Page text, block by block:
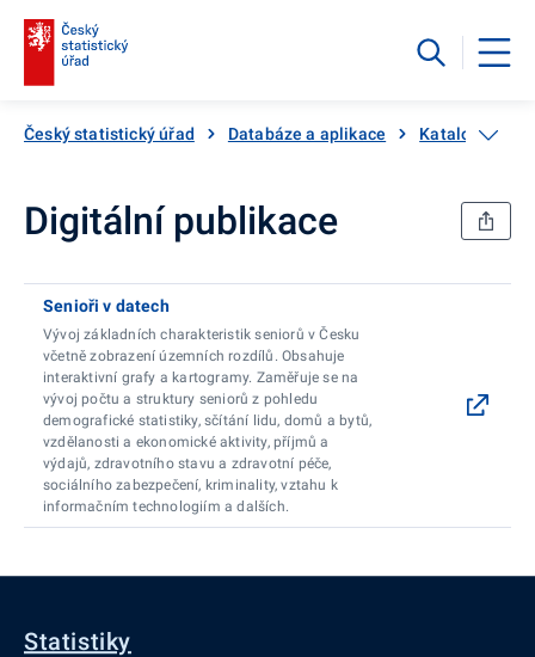
Český statistický úřad Databáze a aplikace Katalog
Digitální publikace
Senioři v datech
Vývoj základních charakteristik seniorů v Česku
včetně zobrazení územních rozdílů. Obsahuje
interaktivní grafy a kartogramy. Zaměřuje se na
vývoj počtu a struktury seniorů z pohledu
demografické statistiky, sčítání lidu, domů a bytů,
vzdělanosti a ekonomické aktivity, příjmů a
výdajů, zdravotního stavu a zdravotní péče,
sociálního zabezpečení, kriminality, vztahu k
informačním technologiím a dalších.
Statistiky